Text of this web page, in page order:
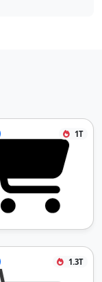
1T
1.3T